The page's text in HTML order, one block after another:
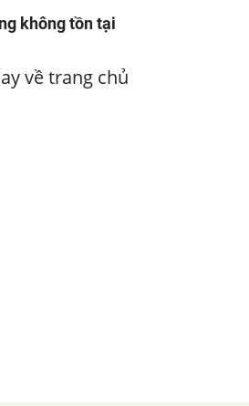
không tồn tại
về trang chủ